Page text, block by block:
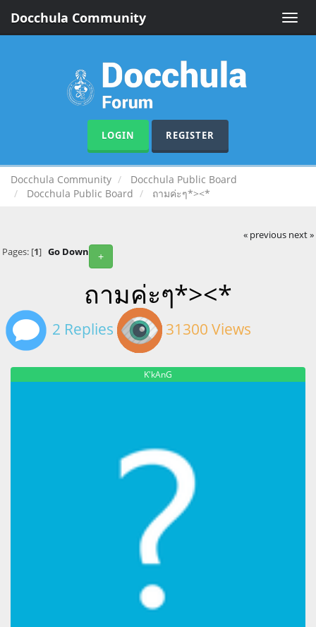
Toggle
Docchula Community
LOGIN REGISTER
Docchula Community
Docchula Public Board
Docchula Public Board
ถามค่ะๆ*><*
« previous next »
+
Pages: [1] Go Down
ถามค่ะๆ*><*
2 Replies 31300 Views
K'kAnG